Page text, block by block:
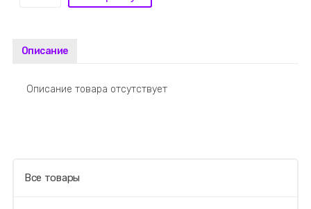
Описание
Описание товара отсутствует
Все товары